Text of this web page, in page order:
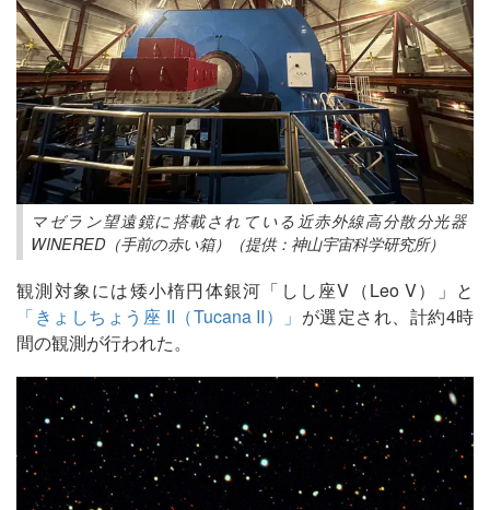
マゼラン望遠鏡に搭載されている近赤外線高分散分光器
WINERED（手前の赤い箱）（提供：神山宇宙科学研究所）
観測対象には矮小楕円体銀河「しし座V（Leo V）」と
「きょしちょう座 II（Tucana II）」 が選定され、計約4時
間の観測が行われた。